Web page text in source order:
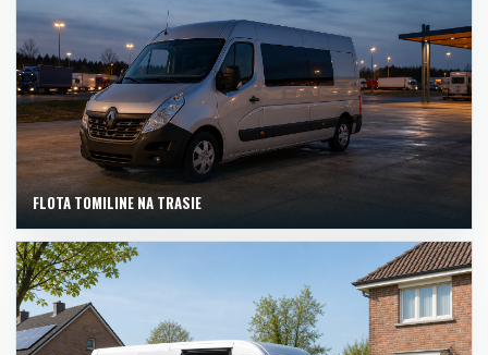
FLOTA TOMILINE NA TRASIE